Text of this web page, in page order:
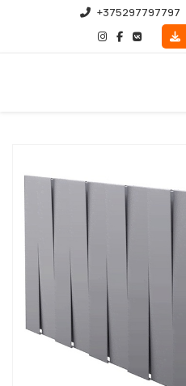
+375297797797